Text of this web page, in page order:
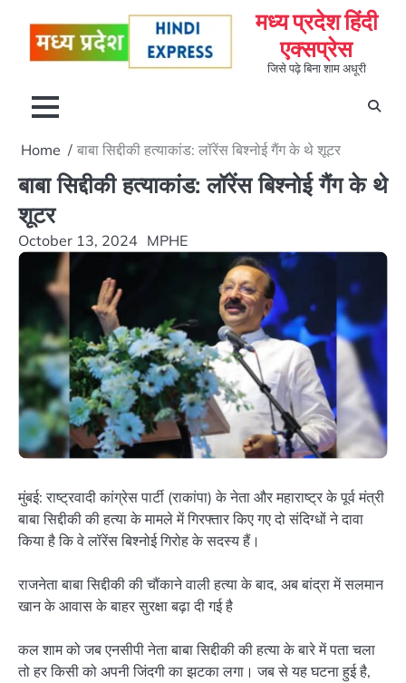
content
मध्य प्रदेश हिंदी
एक्सप्रेस
जिसे पढ़े बिना शाम अधूरी
Home बाबा सिद्दीकी हत्याकांड: लॉरेंस बिश्नोई गैंग के थे शूटर
बाबा सिद्दीकी हत्याकांड: लॉरेंस बिश्नोई गैंग के थे
शूटर
October 13, 2024 MPHE
मुंबई: राष्ट्रवादी कांग्रेस पार्टी (राकांपा) के नेता और महाराष्ट्र के पूर्व मंत्री
बाबा सिद्दीकी की हत्या के मामले में गिरफ्तार किए गए दो संदिग्धों ने दावा
किया है कि वे लॉरेंस बिश्नोई गिरोह के सदस्य हैं।
राजनेता बाबा सिद्दीकी की चौंकाने वाली हत्या के बाद, अब बांद्रा में सलमान
खान के आवास के बाहर सुरक्षा बढ़ा दी गई है
कल शाम को जब एनसीपी नेता बाबा सिद्दीकी की हत्या के बारे में पता चला
तो हर किसी को अपनी जिंदगी का झटका लगा। जब से यह घटना हुई है,